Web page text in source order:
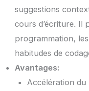
suggestions
cours d’écriture. Il
programmation,
habitudes de
Avantages:
Accélération du